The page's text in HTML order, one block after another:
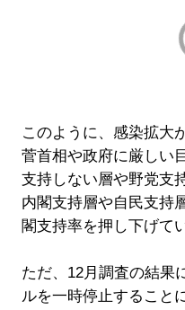
このように、感染拡大
菅首相や政府に厳しい
支持しない層や野党支
内閣支持層や自民支持
閣支持率を押し下げて
ただ、12月調査の結果
ルを一時停止すること